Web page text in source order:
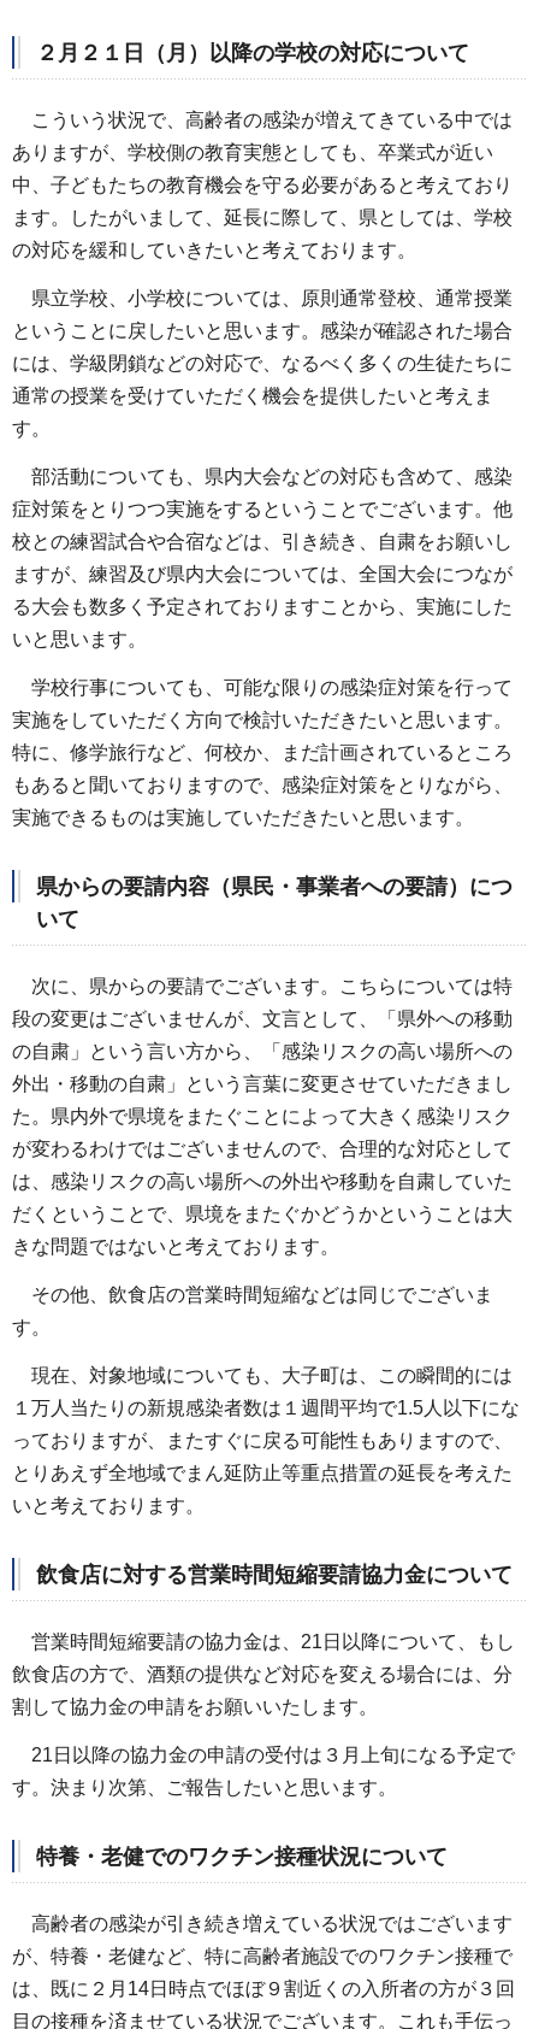
２月２１日（月）以降の学校の対応について
こういう状況で、高齢者の感染が増えてきている中では
ありますが、学校側の教育実態としても、卒業式が近い
中、子どもたちの教育機会を守る必要があると考えており
ます。したがいまして、延長に際して、県としては、学校
の対応を緩和していきたいと考えております。
県立学校、小学校については、原則通常登校、通常授業
ということに戻したいと思います。感染が確認された場合
には、学級閉鎖などの対応で、なるべく多くの生徒たちに
通常の授業を受けていただく機会を提供したいと考えま
す。
部活動についても、県内大会などの対応も含めて、感染
症対策をとりつつ実施をするということでございます。他
校との練習試合や合宿などは、引き続き、自粛をお願いし
ますが、練習及び県内大会については、全国大会につなが
る大会も数多く予定されておりますことから、実施にした
いと思います。
学校行事についても、可能な限りの感染症対策を行って
実施をしていただく方向で検討いただきたいと思います。
特に、修学旅行など、何校か、まだ計画されているところ
もあると聞いておりますので、感染症対策をとりながら、
実施できるものは実施していただきたいと思います。
県からの要請内容（県民・事業者への要請）につ
いて
次に、県からの要請でございます。こちらについては特
段の変更はございませんが、文言として、「県外への移動
の自粛」という言い方から、「感染リスクの高い場所への
外出・移動の自粛」という言葉に変更させていただきまし
た。県内外で県境をまたぐことによって大きく感染リスク
が変わるわけではございませんので、合理的な対応として
は、感染リスクの高い場所への外出や移動を自粛していた
だくということで、県境をまたぐかどうかということは大
きな問題ではないと考えております。
その他、飲食店の営業時間短縮などは同じでございま
す。
現在、対象地域についても、大子町は、この瞬間的には
１万人当たりの新規感染者数は１週間平均で1.5人以下にな
っておりますが、またすぐに戻る可能性もありますので、
とりあえず全地域でまん延防止等重点措置の延長を考えた
いと考えております。
飲食店に対する営業時間短縮要請協力金について
営業時間短縮要請の協力金は、21日以降について、もし
飲食店の方で、酒類の提供など対応を変える場合には、分
割して協力金の申請をお願いいたします。
21日以降の協力金の申請の受付は３月上旬になる予定で
す。決まり次第、ご報告したいと思います。
特養・老健でのワクチン接種状況について
高齢者の感染が引き続き増えている状況ではございます
が、特養・老健など、特に高齢者施設でのワクチン接種で
は、既に２月14日時点でほぼ９割近くの入所者の方が３回
目の接種を済ませている状況でございます。これも手伝っ